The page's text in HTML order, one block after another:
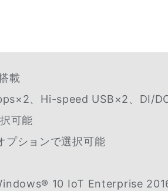
載
、Hi-speed USB×2、DI/DO
可能
プションで選択可能
10 IoT Enterprise